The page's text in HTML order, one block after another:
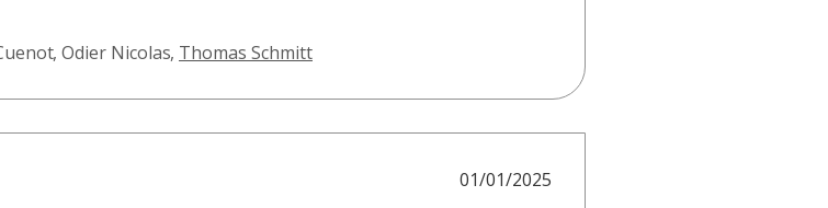
, Odier Nicolas, Thomas Schmitt
01/01/2025